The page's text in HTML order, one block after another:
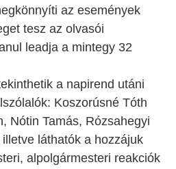
az események
tesz az olvasói
leadja a mintegy 32
a napirend utáni
Koszorúsné Tóth
Nótin Tamás, Rózsahegyi
láthatók a hozzájuk
alpolgármesteri reakciók